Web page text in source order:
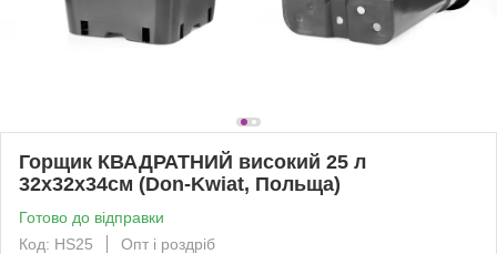
Горщик КВАДРАТНИЙ високий 25 л
32х32х34см (Don-Kwiat, Польща)
Готово до відправки
Код: HS25
Опт і роздріб